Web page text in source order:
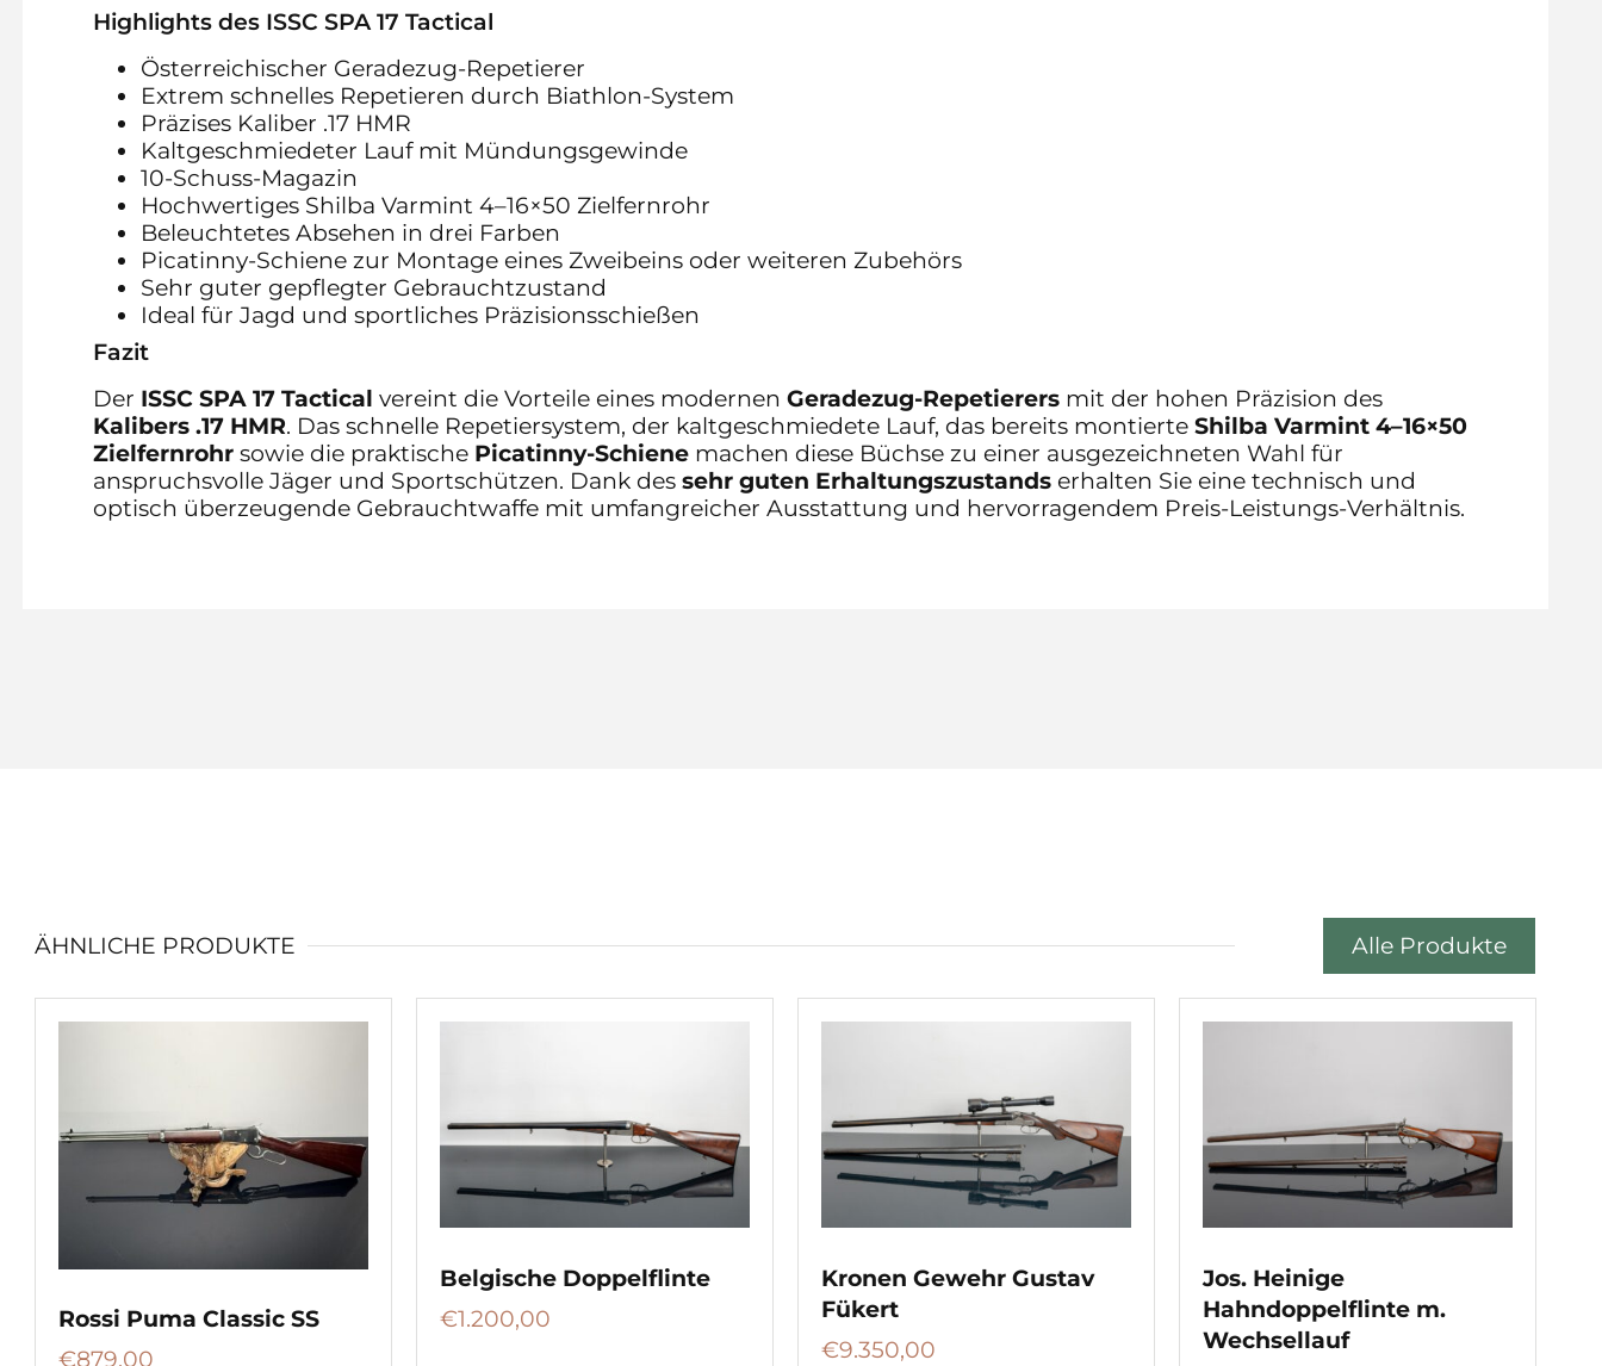
Highlights des ISSC SPA 17 Tactical
Österreichischer Geradezug-Repetierer
Extrem schnelles Repetieren durch Biathlon-System
Präzises Kaliber .17 HMR
Kaltgeschmiedeter Lauf mit Mündungsgewinde
10-Schuss-Magazin
Hochwertiges Shilba Varmint 4–16×50 Zielfernrohr
Beleuchtetes Absehen in drei Farben
Picatinny-Schiene zur Montage eines Zweibeins oder weiteren Zubehörs
Sehr guter gepflegter Gebrauchtzustand
Ideal für Jagd und sportliches Präzisionsschießen
Fazit
Der ISSC SPA 17 Tactical vereint die Vorteile eines modernen Geradezug-Repetierersmit der hohen Präzision des
Kalibers .17 HMR. Das schnelle Repetiersystem, der kaltgeschmiedete Lauf, das bereits montierte Shilba Varmint 4–16×50
Zielfernrohrsowie die praktische Picatinny-Schienemachen diese Büchse zu einer ausgezeichneten Wahl für
anspruchsvolle Jäger und Sportschützen. Dank des sehr guten Erhaltungszustandserhalten Sie eine technisch und
optisch überzeugende Gebrauchtwaffe mit umfangreicher Ausstattung und hervorragendem Preis-Leistungs-Verhältnis.
ÄHNLICHE PRODUKTE Alle Produkte
Rossi Puma Classic SS
€879,00
Belgische Doppelflinte
€1.200,00
Kronen Gewehr Gustav
Fükert
€9.350,00
Jos. Heinige
Hahndoppelflinte m.
Wechsellauf